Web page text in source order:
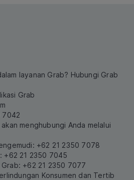
layanan Grab? Hubungi Grab
Grab
7042
menghubungi Anda melalui
+62 21 2350 7078
+62 21 2350 7045
+62 21 2350 7077
Konsumen dan Tertib